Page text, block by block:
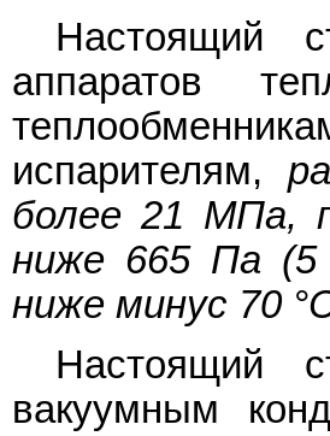
Настоящий
аппаратов
испарителям,
более 21 МПа,
ниже 665 Па
ниже минус 70
Настоящий
вакуумным